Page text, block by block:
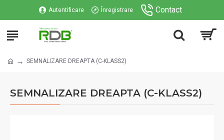
Autentificare Înregistrare Contact
SEMNALIZARE DREAPTA (C-KLASS2)
SEMNALIZARE DREAPTA (C-KLASS2)